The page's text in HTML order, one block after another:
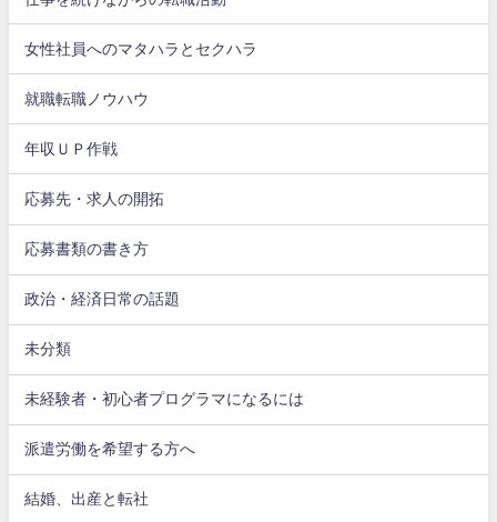
女性社員へのマタハラとセクハラ
就職転職ノウハウ
年収ＵＰ作戦
応募先・求人の開拓
応募書類の書き方
政治・経済日常の話題
未分類
未経験者・初心者プログラマになるには
派遣労働を希望する方へ
結婚、出産と転社